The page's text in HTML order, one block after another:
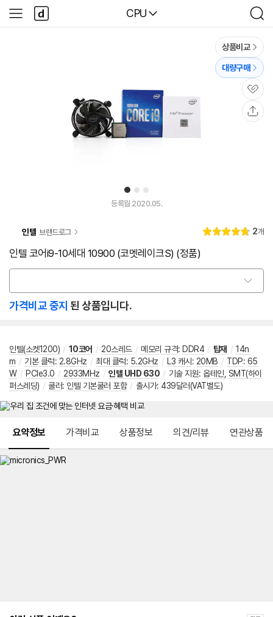
다나와
CPU
검
색
사
이
다
나
와
1 2 3
상품비교
대량구매
관
심
등록월 2020.05.
인텔 브랜드로그
별
4.
리
2개
인텔 코어i9-10세대 10900 (코멧레이크S) (정품)
션
선
가격비교 중지 된 상품입니다.
인텔(소켓1200) / 10코어 / 20스레드 / 메모리 규격: DDR4 / 탑재 / 14n
m / 기본 클럭: 2.8GHz / 최대 클럭: 5.2GHz / L3 캐시 : 20MB / TDP: 65
W / PCIe3.0 / 2933MHz / 인텔 UHD 630 / 기술 지원: 옵테인 SMT(하이
퍼스레딩) / 쿨러: 인텔 기본쿨러 포함 / 출시가: 439달러(VAT별도)
요약정보 가격비교 상품정보 의견/리뷰 연관상품